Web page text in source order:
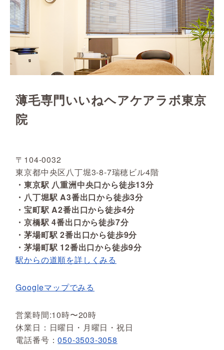
薄毛専門いいねヘアケアラボ東京
院
〒104-0032
東京都中央区八丁堀3-8-7瑞穂ビル4階
・東京駅 八重洲中央口から徒歩13分
・八丁堀駅 A3番出口から徒歩3分
・宝町駅 A2番出口から徒歩4分
・京橋駅 4番出口から徒歩7分
・茅場町駅 2番出口から徒歩9分
・茅場町駅 12番出口から徒歩9分
駅からの道順を詳しくみる
Googleマップでみる
営業時間:10時〜20時
休業日：日曜日・月曜日・祝日
電話番号：050-3503-3058